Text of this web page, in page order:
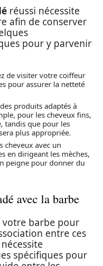
réussi nécessite
afin de conserver
pour y parvenir
de visiter votre coiffeur
pour assurer la netteté
produits adaptés à
pour les cheveux fins,
tandis que pour les
plus appropriée.
cheveux avec un
en dirigeant les mèches,
peigne pour donner du
avec la barbe
votre barbe pour
entre ces
spécifiques pour